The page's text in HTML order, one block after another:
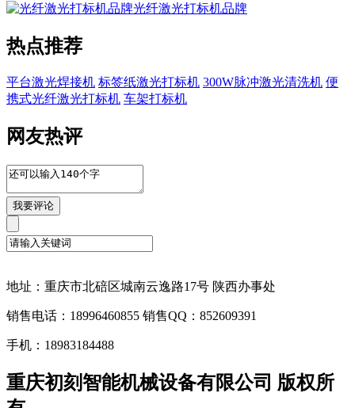
光纤激光打标机品牌
热点推荐
平台激光焊接机 标签纸激光打标机 300W脉冲激光清洗机 便
携式光纤激光打标机 车架打标机
网友热评
地址：重庆市北碚区城南云逸路17号 陕西办事处
销售电话：18996460855 销售QQ：852609391
手机：18983184488
重庆初刻智能机械设备有限公司 版权所